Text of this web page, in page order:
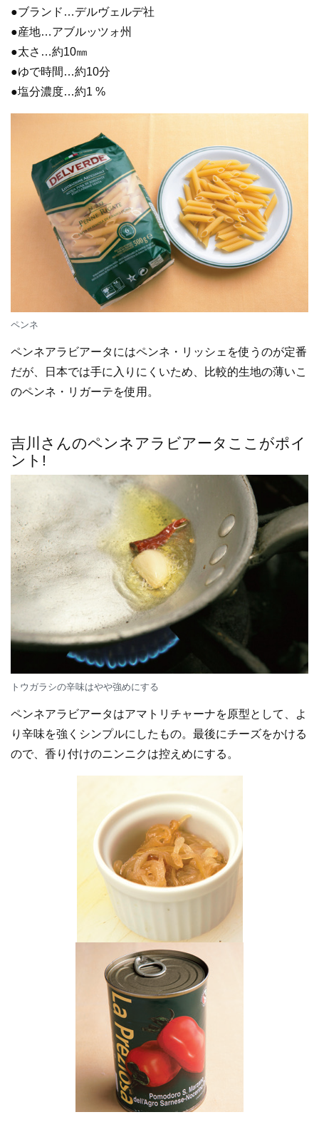
●ブランド…デルヴェルデ社
●産地…アブルッツォ州
●太さ…約10㎜
●ゆで時間…約10分
●塩分濃度…約1 %
ペンネ
ペンネアラビアータにはペンネ・リッシェを使うのが定番
だが、日本では手に入りにくいため、比較的生地の薄いこ
のペンネ・リガーテを使用。
吉川さんのペンネアラビアータここがポイ
ント!
トウガラシの辛味はやや強めにする
ペンネアラビアータはアマトリチャーナを原型として、よ
り辛味を強くシンプルにしたもの。最後にチーズをかける
ので、香り付けのニンニクは控えめにする。